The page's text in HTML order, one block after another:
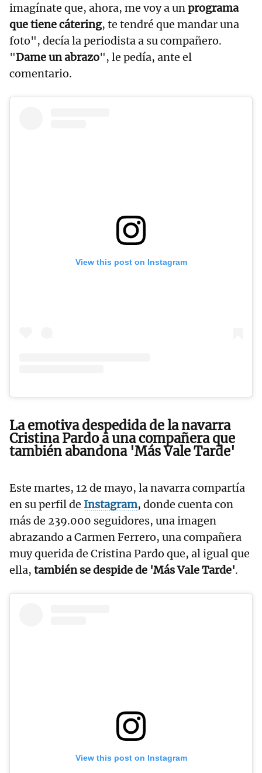
imagínate que, ahora, me voy a unprograma
que tiene cátering, te tendré que mandar una
foto", decía la periodista a su compañero.
"Dame un abrazo", le pedía, ante el
comentario.
View this post on Instagram
La emotiva despedida de la navarra
Cristina Pardo a una compañera que
también abandona 'Más Vale Tarde'
Este martes, 12 de mayo, la navarra compartía
en su perfil de Instagram, donde cuenta con
más de 239.000 seguidores, una imagen
abrazando a Carmen Ferrero, una compañera
muy querida de Cristina Pardo que, al igual que
ella, también se despide de 'Más Vale Tarde'.
View this post on Instagram